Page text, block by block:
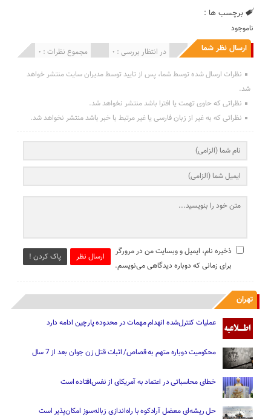
برچسب ها :
ناموجود
ارسال نظر شما مجموع نظرات : 0 در انتظار بررسی : 0 انتشار یافته : 0
نظرات ارسال شده توسط شما، پس از تایید توسط مدیران سایت منتشر خواهد
شد.
نظراتی که حاوی تهمت یا افترا باشد منتشر نخواهد شد.
نظراتی که به غیر از زبان فارسی یا غیر مرتبط با خبر باشد منتشر نخواهد شد.
ارسال نظر پاک کردن !
ذخیره نام، ایمیل و وبسایت من در مرورگر
برای زمانی که دوباره دیدگاهی می‌نویسم.
تهران
عملیات کنترل‌شده انهدام مهمات در محدوده پارچین ادامه دارد
محکومیت دوباره متهم به قصاص/ اثبات قتل زن جوان بعد از 7 سال
خطای محاسباتی در اعتماد به آمریکای از نفس‌افتاده است
حل ریشه‌ای معضل آرادکوه با راه‌اندازی زباله‌سوز امکان‌پذیر است